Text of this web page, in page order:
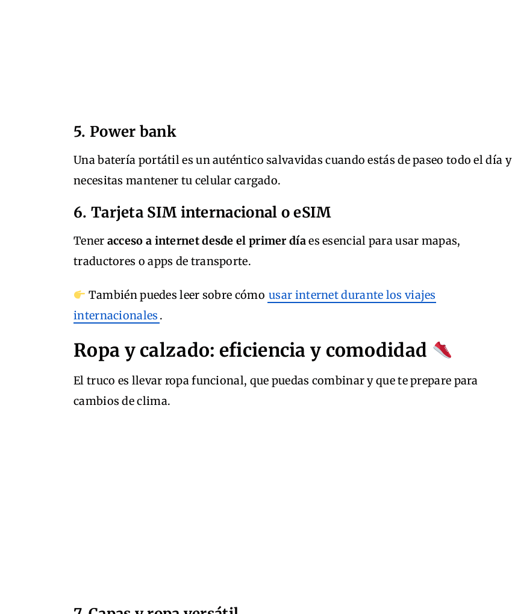
5. Power bank
Una batería portátil es un auténtico salvavidas cuando estás de paseo todo el día y
necesitas mantener tu celular cargado.
6. Tarjeta SIM internacional o eSIM
Tener acceso a internet desde el primer díaes esencial para usar mapas,
traductores o apps de transporte.
También puedes leer sobre cómo usar internet durante los viajes
internacionales .
Ropa y calzado: eficiencia y comodidad
El truco es llevar ropa funcional, que puedas combinar y que te prepare para
cambios de clima.